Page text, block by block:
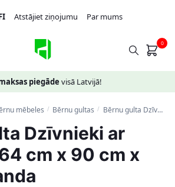
Atstājiet ziņojumu Par mums
0
piegāde visā Latvijā!
mēbeles / Bērnu gultas / Bērnu gulta Dzīvnieki ar matraci 164 cm x 90 cm x 70 cm, panda
Dzīvnieki ar
cm x 90 cm x